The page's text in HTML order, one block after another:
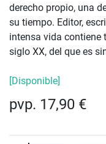
derecho propio, una
su tiempo. Editor,
intensa vida contiene
siglo XX, del que es
[Disponible]
pvp. 17,90 €